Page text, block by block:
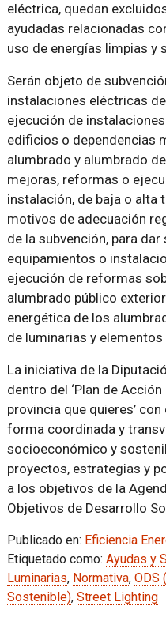
eléctrica, quedan
ayudadas relacionadas
uso de energías limpias y
Serán objeto de
instalaciones eléctricas
ejecución de
edificios o dependencias
alumbrado y alumbrado
mejoras, reformas o
instalación, de baja o alta
motivos de adecuación
de la subvención, para
equipamientos o
ejecución de reformas
alumbrado público
energética de los
de luminarias y
La iniciativa de la
dentro del ‘Plan de
provincia que quieres’
forma coordinada y
socioeconómico y
proyectos, estrategias y
a los objetivos de la
Objetivos de Desarrollo
Publicado en: Eficiencia
Etiquetado como: Ayudas y
Luminarias, Normativa, ODS
Sostenible), Street Lighting